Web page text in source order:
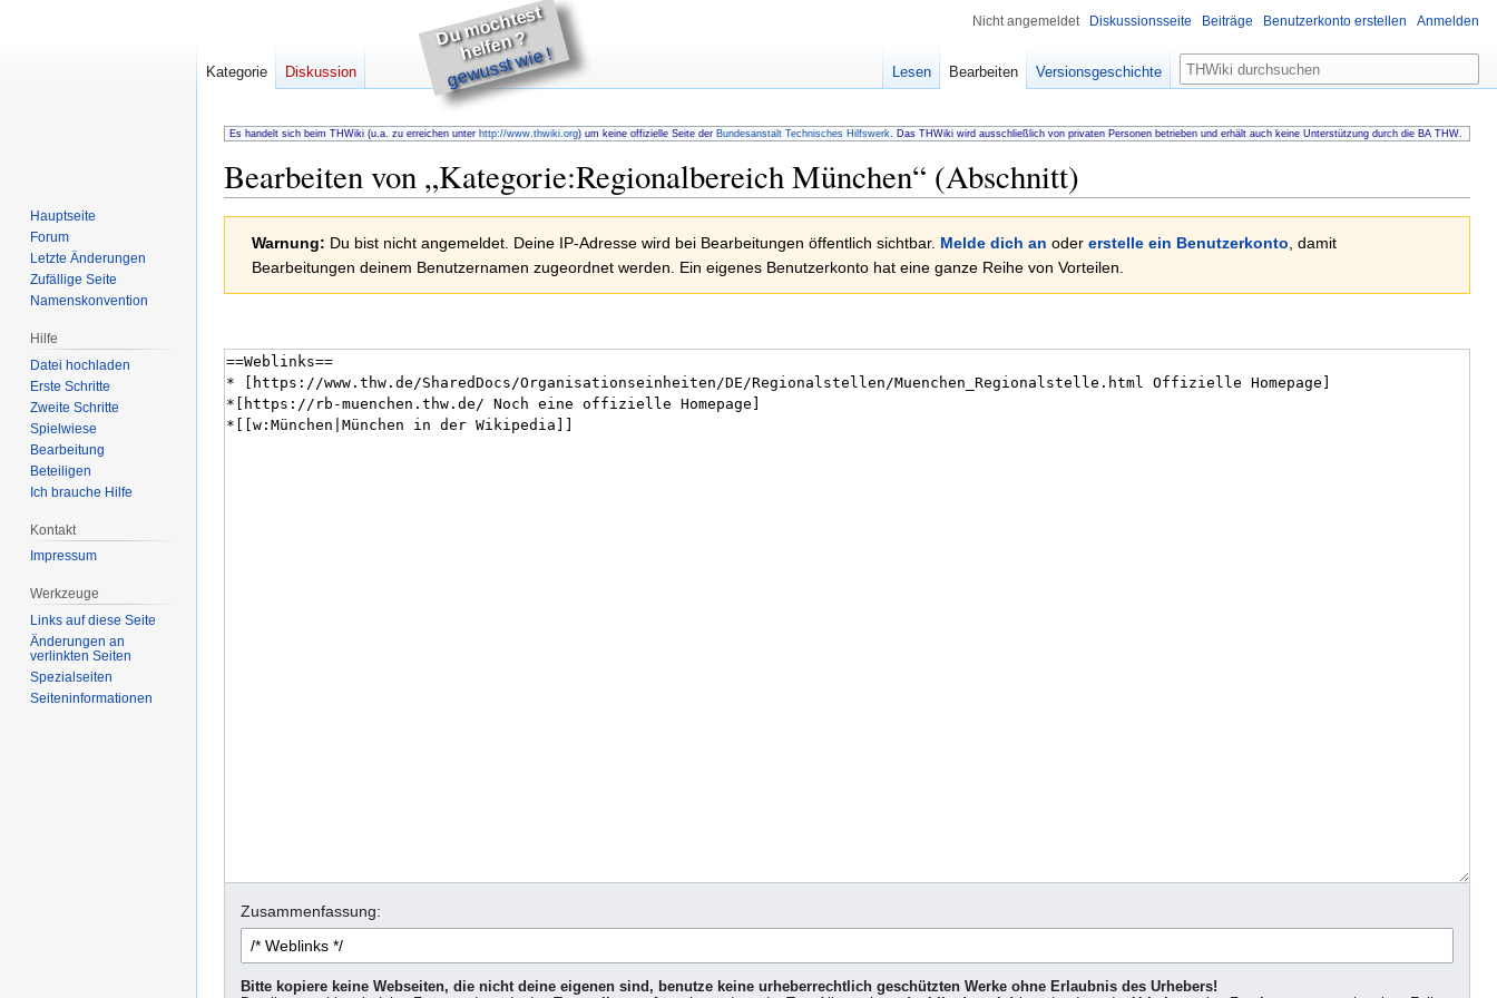
D
u
m
ö
c
ht
e
st
h
elf
e
n
?
gewusst wie !
Es handelt sich beim THWiki (u.a. zu erreichen unter http://www.thwiki.org) um keine offizielle Seite der Bundesanstalt Technisches Hilfswerk . Das THWiki wird ausschließlich von privaten Personen betrieben und erhält auch keine Unterstützung durch die BA THW.
Bearbeiten von „Kategorie:Regionalbereich München“ (Abschnitt)
Navigation
springen
Suche
springen
Warnung: Du bist nicht angemeldet. Deine IP-Adresse wird bei Bearbeitungen öffentlich sichtbar. Melde dich an oder erstelle ein Benutzerkonto , damit
Bearbeitungen deinem Benutzernamen zugeordnet werden. Ein eigenes Benutzerkonto hat eine ganze Reihe von Vorteilen.
Zusammenfassung:
Bitte kopiere keine Webseiten, die nicht deine eigenen sind, benutze keine urheberrechtlich geschützten Werke ohne Erlaubnis des Urhebers!
Nicht angemeldet Diskussionsseite Beiträge Benutzerkonto erstellen Anmelden
Kategorie Diskussion Lesen Bearbeiten Versionsgeschichte Suche
Hauptseite
Forum
Letzte Änderungen
Zufällige Seite
Namenskonvention
Hilfe
Datei hochladen
Erste Schritte
Zweite Schritte
Spielwiese
Bearbeitung
Beteiligen
Ich brauche Hilfe
Kontakt
Impressum
Werkzeuge
Links auf diese Seite
Änderungen an
verlinkten Seiten
Spezialseiten
Seiten­informationen